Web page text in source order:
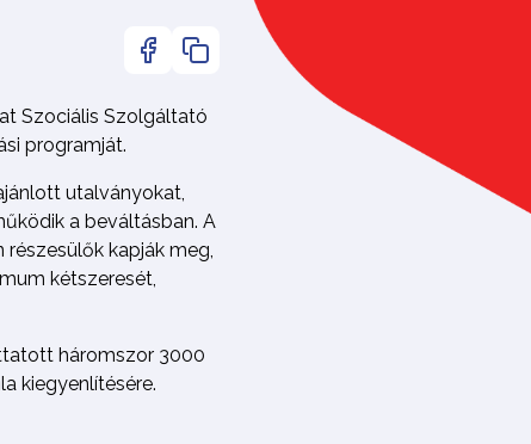
Szociális Szolgáltató
programját.
utalványokat,
a beváltásban. A
kapják meg,
kétszeresét,
háromszor 3000
kiegyenlítésére.